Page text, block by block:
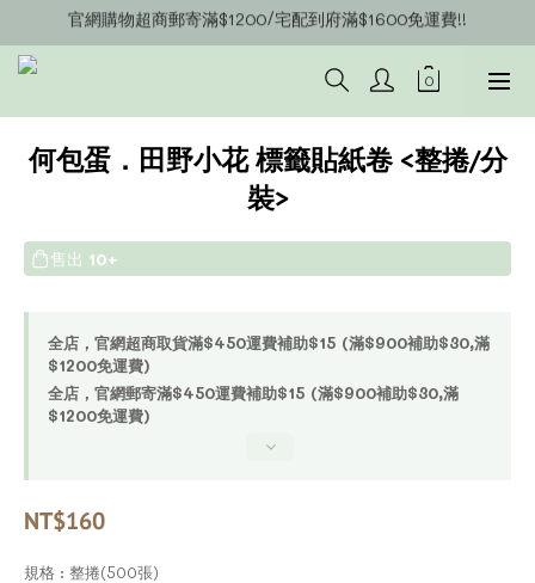
官網會員募集中~立即註冊即可獲得購物金$20!!!
官網購物超商郵寄滿$1200/宅配到府滿$1600免運費!!
何包蛋．田野小花 標籤貼紙卷 <整捲/分
裝>
售出 10+
全店，官網超商取貨滿$450運費補助$15 (滿$900補助$30,滿
$1200免運費)
全店，官網郵寄滿$450運費補助$15 (滿$900補助$30,滿
$1200免運費)
NT$160
規格 : 整捲(500張)